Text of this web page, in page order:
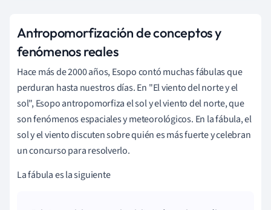
Antropomorfización de conceptos y
fenómenos reales
Hace más de 2000 años, Esopo contó muchas fábulas que
perduran hasta nuestros días. En "El viento del norte y el
sol", Esopo antropomorfiza el sol y el viento del norte, que
son fenómenos espaciales y meteorológicos. En la fábula, el
sol y el viento discuten sobre quién es más fuerte y celebran
un concurso para resolverlo.
La fábula es la siguiente